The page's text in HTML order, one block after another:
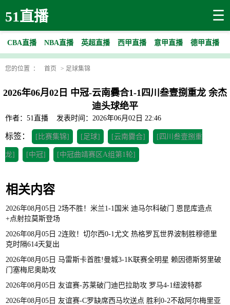
51直播 ☰
CBA直播 NBA直播 英超直播 西甲直播 意甲直播 德甲直播
您的位置 ： 首页 > 足球集锦
2026年06月02日 中冠-云南爨合1-1四川叁壹捌重龙 余杰
迪头球绝平
作者：51直播 发表时间：2026年06月02日 22:46
标签： [比赛集锦] [足球] [云南爨合] [四川叁壹捌重
龙] [中冠] [中冠曲靖赛区A组第1轮]
相关内容
2026年08月05日 2场不胜！米兰1-1国米 迪马尔科破门 恩昆库造点
+点射拉莫斯登场
2026年08月05日 2连败！切尔西0-1尤文 热格罗瓦世界波制胜穆德里
克时隔614天复出
2026年08月05日 马雷斯卡首胜!曼城3-1K联赛全明星 赖因德斯努里破
门塞梅尼奥助攻
2026年08月05日 友谊赛-苏莱破门迪巴拉助攻 罗马4-1纽波特郡
2026年08月05日 友谊赛-C罗缺席西马坎送点 胜利0-2不敌阿尔梅里亚